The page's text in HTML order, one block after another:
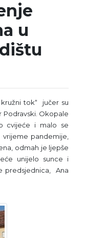
u
tok“ jučer su
Podravski. Okopale
cvijeće i malo se
vrijeme pandemije,
odmah je ljepše
unijelo sunce i
predsjednica, Ana